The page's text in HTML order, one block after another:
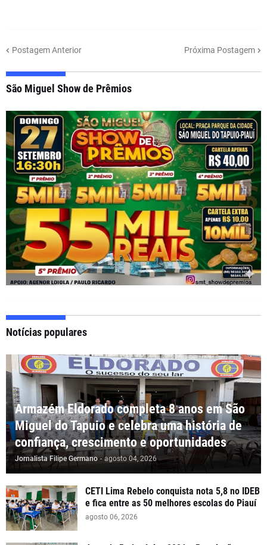
Postagem Anterior Próxima Postagem
São Miguel Show de Prêmios
Notícias populares
Armazém Eldorado completa 8 anos em São
Miguel do Tapuio e celebra uma história de
confiança, crescimento e oportunidades
Jornalista Filipe Germano - agosto 04, 2026
CETI Lima Rebelo conquista nota 5,8 no IDEB
e fica entre as 50 melhores escolas do Piauí
agosto 06, 2026